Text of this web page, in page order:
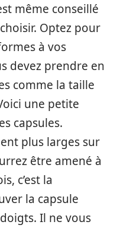
même conseillé
Optez pour
à vos
devez prendre en
comme la taille
une petite
capsules.
plus larges sur
être amené à
c’est la
la capsule
Il ne vous